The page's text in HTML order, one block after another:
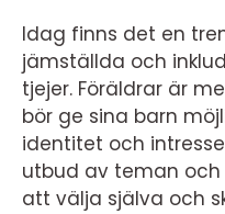
Idag finns det en
jämställda och
tjejer. Föräldrar är
bör ge sina barn
identitet och
utbud av teman och
att välja själva och